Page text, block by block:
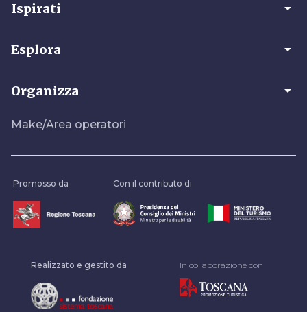
Ispirati arrow_drop_down
Esplora arrow_drop_down
Organizza arrow_drop_down
Make/Area operatori
Promosso da Con il contributo di
Realizzato e gestito da In collaborazione con